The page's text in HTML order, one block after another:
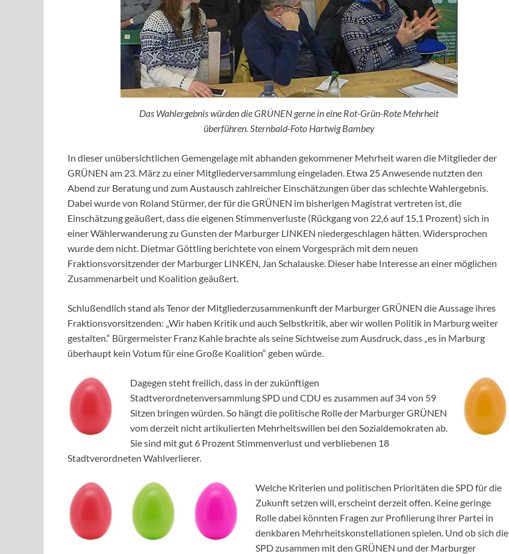
Das Wahlergebnis würden die GRÜNEN gerne in eine Rot-Grün-Rote Mehrheit
überführen. Sternbald-Foto Hartwig Bambey
In dieser unübersichtlichen Gemengelage mit abhanden gekommener Mehrheit waren die Mitglieder der
GRÜNEN am 23. März zu einer Mitgliederversammlung eingeladen. Etwa 25 Anwesende nutzten den
Abend zur Beratung und zum Austausch zahlreicher Einschätzungen über das schlechte Wahlergebnis.
Dabei wurde von Roland Stürmer, der für die GRÜNEN im bisherigen Magistrat vertreten ist, die
Einschätzung geäußert, dass die eigenen Stimmenverluste (Rückgang von 22,6 auf 15,1 Prozent) sich in
einer Wählerwanderung zu Gunsten der Marburger LINKEN niedergeschlagen hätten. Widersprochen
wurde dem nicht. Dietmar Göttling berichtete von einem Vorgespräch mit dem neuen
Fraktionsvorsitzender der Marburger LINKEN, Jan Schalauske. Dieser habe Interesse an einer möglichen
Zusammenarbeit und Koalition geäußert.
Schlußendlich stand als Tenor der Mitgliederzusammenkunft der Marburger GRÜNEN die Aussage ihres
Fraktionsvorsitzenden: „Wir haben Kritik und auch Selbstkritik, aber wir wollen Politik in Marburg weiter
gestalten.“ Bürgermeister Franz Kahle brachte als seine Sichtweise zum Ausdruck, dass „es in Marburg
überhaupt kein Votum für eine Große Koalition“ geben würde.
Dagegen steht freilich, dass in der zukünftigen
Stadtverordnetenversammlung SPD und CDU es zusammen auf 34 von 59
Sitzen bringen würden. So hängt die politische Rolle der Marburger GRÜNEN
vom derzeit nicht artikulierten Mehrheitswillen bei den Sozialdemokraten ab.
Sie sind mit gut 6 Prozent Stimmenverlust und verbliebenen 18
Stadtverordneten Wahlverlierer.
Welche Kriterien und politischen Prioritäten die SPD für die
Zukunft setzen will, erscheint derzeit offen. Keine geringe
Rolle dabei könnten Fragen zur Profilierung ihrer Partei in
denkbaren Mehrheitskonstellationen spielen. Und ob sich die
SPD zusammen mit den GRÜNEN und der Marburger